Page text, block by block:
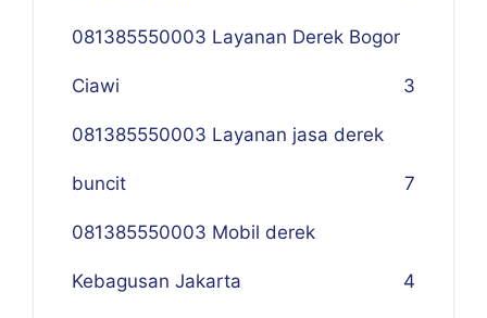
081385550003 Layanan Derek Bogor
Ciawi 3
081385550003 Layanan jasa derek
buncit 7
081385550003 Mobil derek
Kebagusan Jakarta 4